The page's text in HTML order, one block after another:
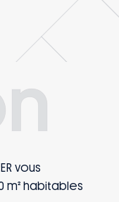
vous
m² habitables